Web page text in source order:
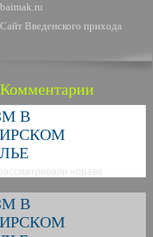
baimak.ru
Сайт Введенского прихода
Комментарии
В
«праве
В